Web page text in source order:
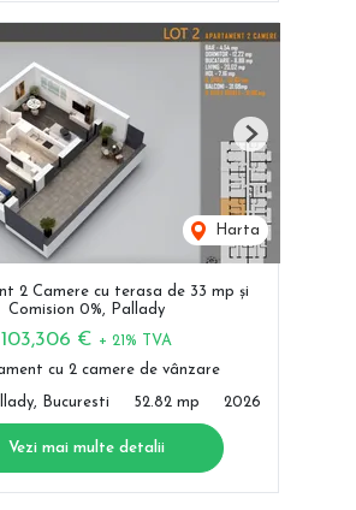
Harta
Next
2 Camere cu terasa de 33 mp și
Comision 0%, Pallady
103,306 € + 21% TVA
cu 2 camere de vânzare
Bucuresti 52.82 mp 2026
Vezi mai multe detalii